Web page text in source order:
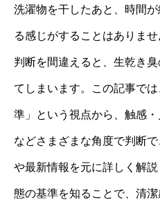
洗濯物を干したあと、時間
る感じがすることはありま
判断を間違えると、生乾き
てしまいます。この記事で
準」という視点から、触感
などさまざまな角度で判断
や最新情報を元に詳しく解
態の基準を知ることで、清